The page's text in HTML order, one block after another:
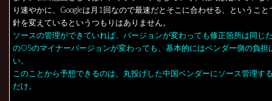
り速やかに、Googleは月1回なので最速だとそこに合わせる、というこ
針を変えているというつもりはありません。
ソースの管理ができていれば、バージョンが変わっても修正箇所は同じ
のOSのマイナーバージョンが変わっても、基本的にはベンダー側の負担
い。
このことから予想できるのは、丸投げした中国ベンダーにソース管理す
だけ。